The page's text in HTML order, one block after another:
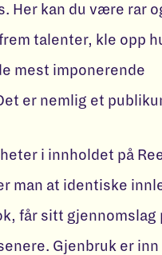
Her kan du være rar
talenter, kle opp
mest imponerende
er nemlig et
i innholdet på
man at identiske
får sitt gjennomslag
Gjenbruk er inn